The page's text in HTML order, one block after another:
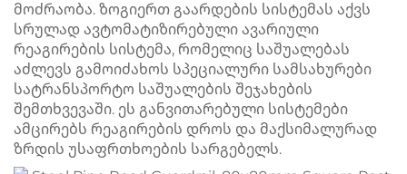
მოძრაობა. ზოგიერთ გაარდების სისტემას აქვს
სრულად ავტომატიზირებული ავარიული
რეაგირების სისტემა, რომელიც საშუალებას
აძლევს გამოიძახოს სპეციალური სამსახურები
სატრანსპორტო საშუალების შეჯახების
შემთხვევაში. ეს განვითარებული სისტემები
ამცირებს რეაგირების დროს და მაქსიმალურად
ზრდის უსაფრთხოების სარგებელს.